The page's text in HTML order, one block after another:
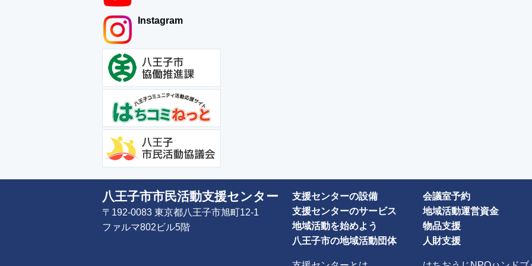
Instagram
八王子市市民活動支援センター
〒192-0083 東京都八王子市旭町12-1
ファルマ802ビル5階
支援センターの設備
支援センターのサービス
地域活動を始めよう
八王子市の地域活動団体
会議室予約
地域活動運営資金
物品支援
人財支援